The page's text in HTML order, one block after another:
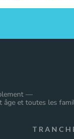
—
âge et toutes les